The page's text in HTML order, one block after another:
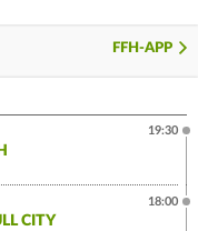
FFH-APP
19:30
CITY
18:00